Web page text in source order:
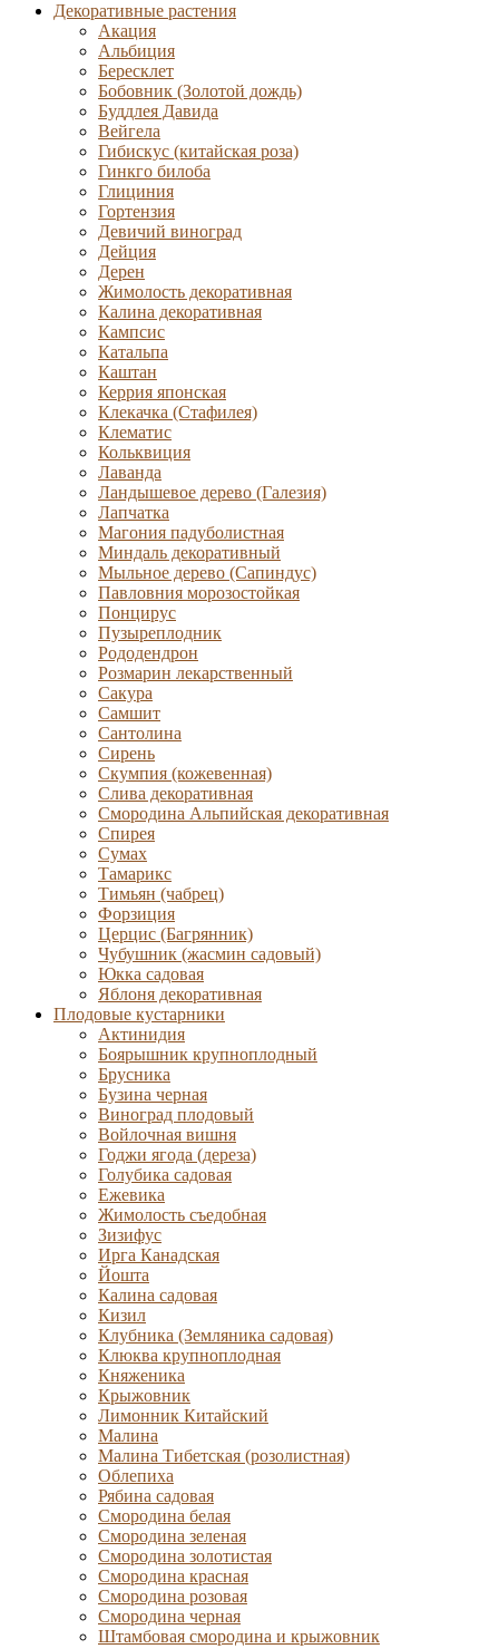
Декоративные растения
Акация
Альбиция
Бересклет
Бобовник (Золотой дождь)
Буддлея Давида
Вейгела
Гибискус (китайская роза)
Гинкго билоба
Глициния
Гортензия
Девичий виноград
Дейция
Дерен
Жимолость декоративная
Калина декоративная
Кампсис
Катальпа
Каштан
Керрия японская
Клекачка (Стафилея)
Клематис
Кольквиция
Лаванда
Ландышевое дерево (Галезия)
Лапчатка
Магония падуболистная
Миндаль декоративный
Мыльное дерево (Сапиндус)
Павловния морозостойкая
Понцирус
Пузыреплодник
Рододендрон
Розмарин лекарственный
Сакура
Самшит
Сантолина
Сирень
Скумпия (кожевенная)
Слива декоративная
Смородина Альпийская декоративная
Спирея
Сумах
Тамарикс
Тимьян (чабрец)
Форзиция
Церцис (Багрянник)
Чубушник (жасмин садовый)
Юкка садовая
Яблоня декоративная
Плодовые кустарники
Актинидия
Боярышник крупноплодный
Брусника
Бузина черная
Виноград плодовый
Войлочная вишня
Годжи ягода (дереза)
Голубика садовая
Ежевика
Жимолость съедобная
Зизифус
Ирга Канадская
Йошта
Калина садовая
Кизил
Клубника (Земляника садовая)
Клюква крупноплодная
Княженика
Крыжовник
Лимонник Китайский
Малина
Малина Тибетская (розолистная)
Облепиха
Рябина садовая
Смородина белая
Смородина зеленая
Смородина золотистая
Смородина красная
Смородина розовая
Смородина черная
Штамбовая смородина и крыжовник